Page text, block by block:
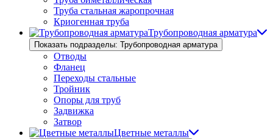
Труба стальная жаропрочная
Криогенная труба
Трубопроводная арматура
Показать подразделы: Трубопроводная арматура
Отводы
Фланец
Переходы стальные
Тройник
Опоры для труб
Задвижка
Затвор
Цветные металлы